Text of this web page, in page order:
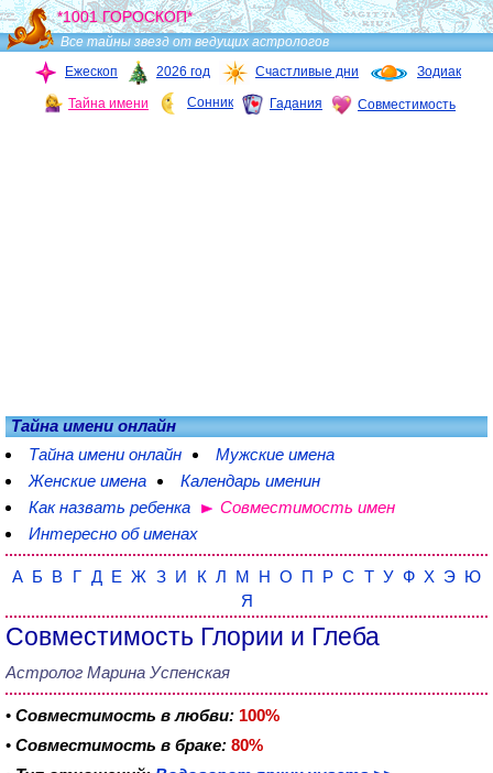
*1001 ГОРОСКОП*
Все тайны звезд от ведущих астрологов
Ежескоп
2026 год Счастливые дни Зодиак
Тайна имени Сонник Гадания Совместимость
Тайна имени онлайн
Тайна имени онлайн
Мужские имена
Женские имена
Календарь именин
Как назвать ребенка
Совместимость имен
Интересно об именах
А Б В Г Д Е Ж З И К Л М Н О П Р С Т У Ф Х Э Ю
Я
Совместимость Глории и Глеба
Астролог Марина Успенская
• Совместимость в любви: 100%
• Совместимость в браке: 80%